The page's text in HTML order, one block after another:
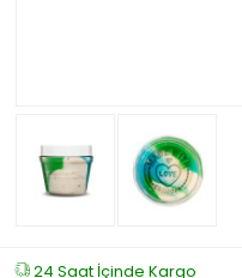
24 Saat İçinde Kargo